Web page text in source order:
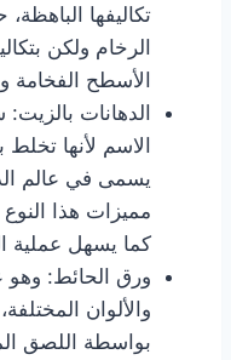
تكاليفها
الرخام ولكن
الأسطح الفخامة
الدهانات
الاسم لأنها تخلط
يسمى في عالم
مميزات هذا النوع
كما يسهل عملية
ورق الحائط: وهو
والألوان
بواسطة اللصق